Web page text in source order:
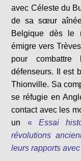
avec Céleste du
de sa sœur
Belgique dès le
émigre vers
pour
défenseurs. Il est
Thionville. Sa
se réfugie en
contact avec les
un
« Essai
révolutions
leurs rapports